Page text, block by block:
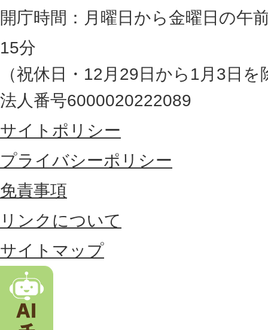
岡
県
の
最
東
部
に
置
す
る
市
。
開庁時間：月曜日から金曜日の午
15分
（祝休日・12月29日から1月3日を
法人番号6000020222089
サイトポリシー
プライバシーポリシー
免責事項
リンクについて
サイトマップ